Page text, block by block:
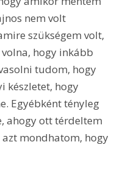
nem volt
szükségem volt,
hogy inkább
tudom, hogy
készletet, hogy
Egyébként tényleg
ahogy ott térdeltem
mondhatom, hogy